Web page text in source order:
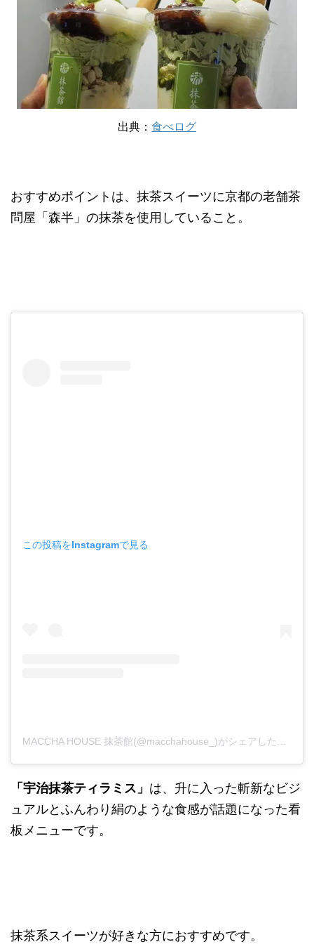
出典： 食べログ
おすすめポイントは、抹茶スイーツに京都の老舗茶
問屋「森半」の抹茶を使用していること。
この投稿をInstagramで見る
MACCHA HOUSE 抹茶館(@macchahouse_)がシェアした投稿
「宇治抹茶ティラミス」 は、升に入った斬新なビジ
ュアルとふんわり絹のような食感が話題になった看
板メニューです。
抹茶系スイーツが好きな方におすすめです。